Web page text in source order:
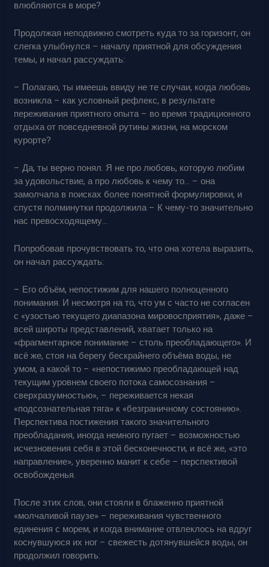
влюбляются в море?
Продолжая неподвижно смотреть куда то за горизонт, он
слегка улыбнулся – началу приятной для обсуждения
темы, и начал рассуждать:
– Полагаю, ты имеешь ввиду не те случаи, когда любовь
возникла – как условный рефлекс, в результате
переживания приятного опыта – во время традиционного
отдыха от повседневной рутины жизни, на морском
курорте?
– Да, ты верно понял. Я не про любовь, которую любим
за удовольствие, а про любовь к чему то… – она
замолчала в поисках более понятной формулировки, и
спустя полминутки продолжила – К чему-то значительно
нас превосходящему…
Попробовав прочувствовать то, что она хотела выразить,
он начал рассуждать:
– Его объём, непостижим для нашего полноценного
понимания. И несмотря на то, что ум с часто не согласен
с «узостью текущего диапазона мировосприятия», даже –
всей широты представлений, хватает только на
«фрагментарное понимание – столь преобладающего». И
всё же, стоя на берегу бескрайнего объёма воды, не
умом, а какой то – «непостижимо преобладающей над
текущим уровнем своего потока самосознания –
сверхразумностью», – переживается некая
«подсознательная тяга» к «безграничному состоянию».
Перспектива постижения такого значительного
преобладания, иногда немного пугает – возможностью
исчезновения себя в этой бесконечности, и всё же, «это
направление», уверенно манит к себе – перспективой
освобожденья.
После этих слов, они стояли в блаженно приятной
«молчаливой паузе» – переживания чувственного
единения с морем, и когда внимание отвлеклось на вдруг
коснувшуюся их ног – свежесть дотянувшейся воды, он
продолжил говорить: